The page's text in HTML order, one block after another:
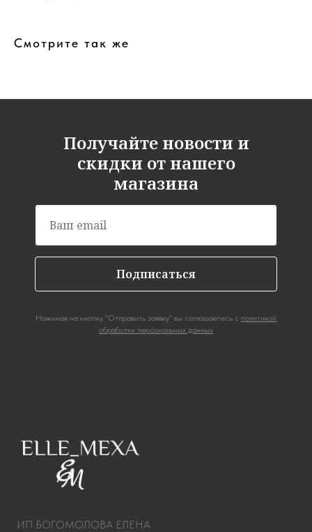
Смотрите так же
Получайте новости и
скидки от нашего
магазина
Подписаться
Нажимая на кнопку "Отправить заявку" вы соглашаетесь с политикой
обработки персональных данных
ИП БОГОМОЛОВА ЕЛЕНА